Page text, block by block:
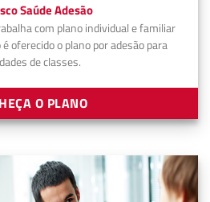
Saúde Adesão
com plano individual e familiar
oferecido o plano por adesão para
de classes.
O PLANO